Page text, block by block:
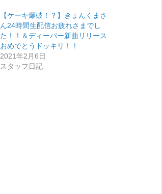
【ケーキ爆破！？】きょんくまさ
ん24時間生配信お疲れさまでし
た！！＆ディーパー新曲リリース
おめでとうドッキリ！！
2021年2月6日
スタッフ日記